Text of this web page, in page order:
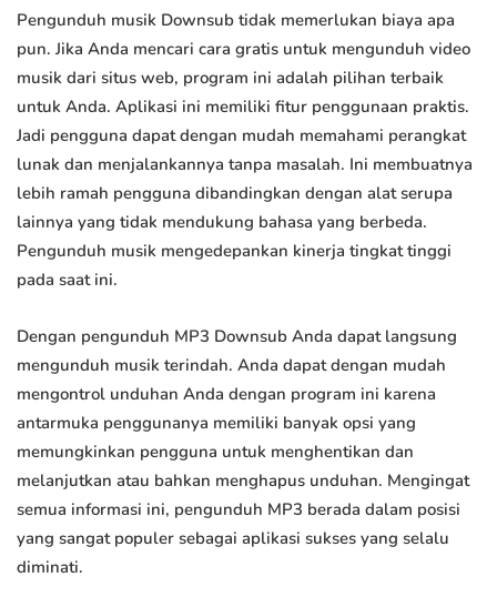
Pengunduh musik Downsub tidak memerlukan biaya apa
pun. Jika Anda mencari cara gratis untuk mengunduh video
musik dari situs web, program ini adalah pilihan terbaik
untuk Anda. Aplikasi ini memiliki fitur penggunaan praktis.
Jadi pengguna dapat dengan mudah memahami perangkat
lunak dan menjalankannya tanpa masalah. Ini membuatnya
lebih ramah pengguna dibandingkan dengan alat serupa
lainnya yang tidak mendukung bahasa yang berbeda.
Pengunduh musik mengedepankan kinerja tingkat tinggi
pada saat ini.
Dengan pengunduh MP3 Downsub Anda dapat langsung
mengunduh musik terindah. Anda dapat dengan mudah
mengontrol unduhan Anda dengan program ini karena
antarmuka penggunanya memiliki banyak opsi yang
memungkinkan pengguna untuk menghentikan dan
melanjutkan atau bahkan menghapus unduhan. Mengingat
semua informasi ini, pengunduh MP3 berada dalam posisi
yang sangat populer sebagai aplikasi sukses yang selalu
diminati.